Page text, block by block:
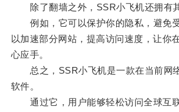
除了翻墙之外，SSR小飞机还拥有其
例如，它可以保护你的隐私，避免
以加速部分网站，提高访问速度，让你
心应手。
总之，SSR小飞机是一款在当前网
软件。
通过它，用户能够轻松访问全球互